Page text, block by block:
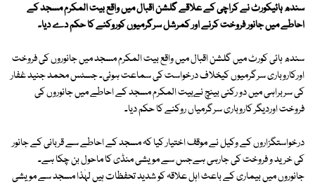
سندھ ہائیکورٹ نے کراچی کے علاقے گلشن اقبال میں واقع بیت المکرم مسجد کے
احاطے میں جانور فروخت کرنے اور کمرشل سرگرمیوں کوروکنے کا حکم دے دیا۔
سندھ ہائی کورٹ میں گلشن اقبال میں واقع بیت المکرم مسجد میں جانوروں کی فروخت
اورکاروباری سرگرمیوں کیخلاف درخواست کی سماعت ہوئی۔ جسٹس محمد جنید غفار
کی سربراہی میں دو رکنی بینچ نےبیت المکرم مسجد کے احاطے میں جانوروں کی
فروخت اوردیگر کاروباری سرگرمیاں روکنے کا حکم دیا۔
درخواستگزاروں کے وکیل نے موقف اختیار کیا کہ مسجد کے احاطے سے قربانی کے جانور
کی خرید و فروخت کی جارہی ہےجس سے مویشی منڈی کا ماحول بن چکا ہے۔
جانوروں میں بیماری کے باعث اہل علاقہ کو شدید تحفظات ہیں لہٰذا مسجد سے مویشی